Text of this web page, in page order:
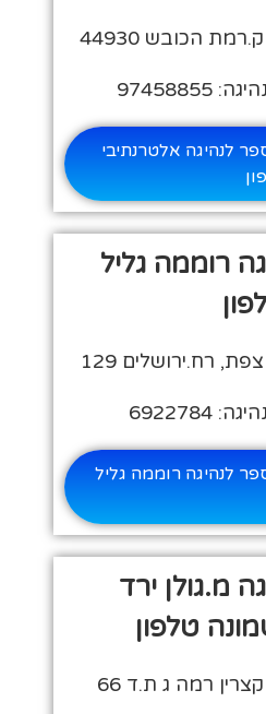
הכובש 44930
לנהיגה אלטרנתיבי
רוממה גליל
רח.ירושלים 129
לנהיגה רוממה גליל
מ.גולן ירד
טלפון
רמה ג ת.ד 66